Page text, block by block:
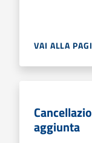
VAI ALLA
aggiunta